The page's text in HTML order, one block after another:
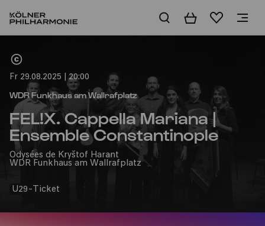
WarenkorbMerkliste
Fr 29.08.2025 | 20:00
WDR Funkhaus am Wallrafplatz
FEL!X. Cappella Mariana |
Ensemble Constantinople
Odysées de Kryštof Harant
WDR Funkhaus am Wallrafplatz
U29-Ticket